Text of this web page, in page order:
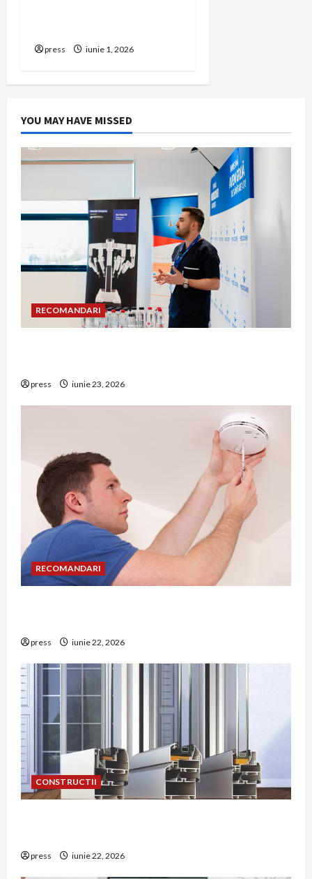
press iunie 1, 2026
YOU MAY HAVE MISSED
RECOMANDARI
press iunie 23, 2026
RECOMANDARI
press iunie 22, 2026
CONSTRUCTII
press iunie 22, 2026